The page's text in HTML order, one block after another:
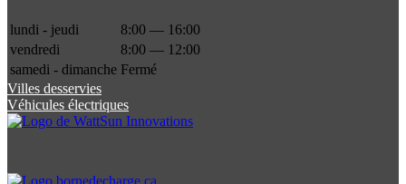
lundi - jeudi
8:00 — 16:00
vendredi
8:00 — 12:00
samedi - dimanche Fermé
Villes desservies
Véhicules électriques